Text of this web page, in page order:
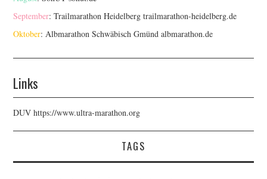
September: Trailmarathon Heidelbergtrailmarathon-heidelberg.de
Oktober: Albmarathon Schwäbisch Gmündalbmarathon.de
Links
DUVhttps://www.ultra-marathon.org
TAGS